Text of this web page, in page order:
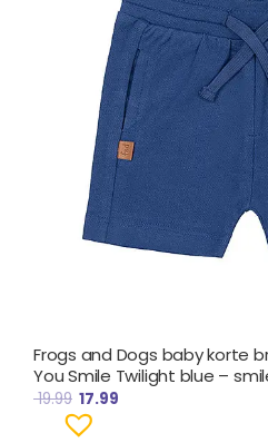
Frogs and Dogs baby korte
You Smile Twilight blue –
19.99 17.99